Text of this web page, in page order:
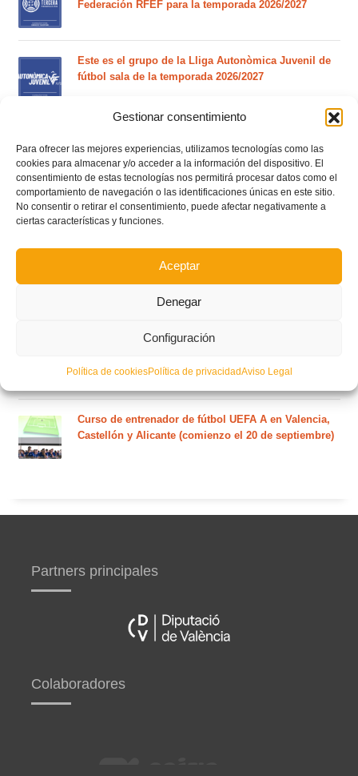
Gestionar consentimiento
Para ofrecer las mejores experiencias, utilizamos tecnologías como las
cookies para almacenar y/o acceder a la información del dispositivo. El
consentimiento de estas tecnologías nos permitirá procesar datos como el
comportamiento de navegación o las identificaciones únicas en este sitio.
No consentir o retirar el consentimiento, puede afectar negativamente a
ciertas características y funciones.
Aceptar
Denegar
Configuración
Política de cookiesPolítica de privacidadAviso Legal
Federación RFEF para la temporada 2026/2027
Este es el grupo de la Lliga Autonòmica Juvenil de
fútbol sala de la temporada 2026/2027
RFEF para la temporada 2026/27 se sorteará el
martes 4 de agosto
Nuevo curso de Entrenador de fútbol Licencia UEFA
C que comenzará en noviembre 2026 (agotadas las
Circular nº. 5 – Normas generales de las competiciones
territoriales de fútbol sala 2026-2027
Curso de entrenador de fútbol UEFA B en Valencia,
Curso de entrenador de fútbol UEFA A en Valencia,
Castellón y Alicante (comienzo el 20 de septiembre)
Partners principales
Colaboradores